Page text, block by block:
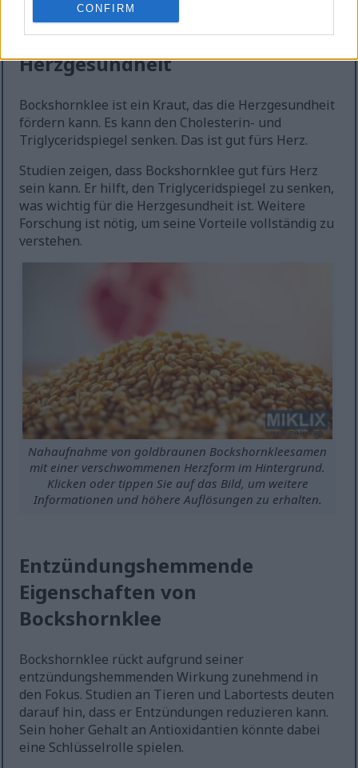
CONFIRM
Cholesterin und Vorteile für die
Herzgesundheit
Bockshornklee ist ein Kraut, das die Herzgesundheit
fördern kann. Es kann den Cholesterin- und
Triglyceridspiegel senken. Das ist gut fürs Herz.
Studien zeigen, dass Bockshornklee gut fürs Herz
sein kann. Er hilft, den Triglyceridspiegel zu senken,
was wichtig für die Herzgesundheit ist. Weitere
Forschung ist nötig, um seine Vorteile vollständig zu
verstehen.
Nahaufnahme von goldbraunen Bockshornkleesamen
mit einer verschwommenen Herzform im Hintergrund.
Klicken oder tippen Sie auf das Bild, um weitere
Informationen und höhere Auflösungen zu erhalten.
Entzündungshemmende
Eigenschaften von
Bockshornklee
Bockshornklee rückt aufgrund seiner
entzündungshemmenden Wirkung zunehmend in
den Fokus. Studien an Tieren und Labortests deuten
darauf hin, dass er Entzündungen reduzieren kann.
Sein hoher Gehalt an Antioxidantien könnte dabei
eine Schlüsselrolle spielen.